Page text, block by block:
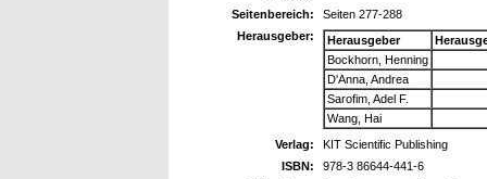
Seitenbereich:
Seiten 277-288
Herausgeber:
Herausgeber
Bockhorn, Henning
D'Anna, Andrea
Sarofim, Adel F.
Wang, Hai
Verlag:
KIT Scientific Publishing
ISBN:
978-3 86644-441-6